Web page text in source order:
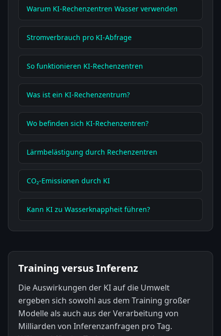
Warum KI-Rechenzentren Wasser verwenden
Stromverbrauch pro KI-Abfrage
So funktionieren KI-Rechenzentren
Was ist ein KI-Rechenzentrum?
Wo befinden sich KI-Rechenzentren?
Lärmbelästigung durch Rechenzentren
CO₂-Emissionen durch KI
Kann KI zu Wasserknappheit führen?
Training versus Inferenz
Die Auswirkungen der KI auf die Umwelt
ergeben sich sowohl aus dem Training großer
Modelle als auch aus der Verarbeitung von
Milliarden von Inferenzanfragen pro Tag.